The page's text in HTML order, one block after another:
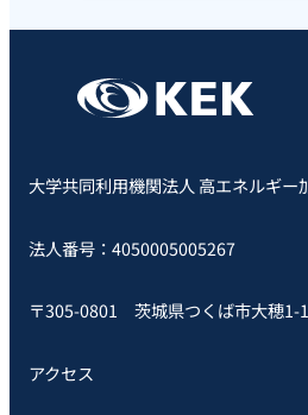
大学共同利用機関法人 高エネルギー
法人番号：4050005005267
〒305-0801 茨城県つくば市大穂1-1
アクセス